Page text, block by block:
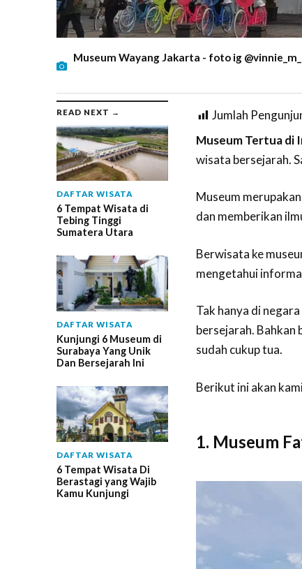
Museum Wayang Jakarta - foto ig
READ NEXT →
DAFTAR WISATA
6 Tempat Wisata di
Tebing Tinggi
Sumatera Utara
DAFTAR WISATA
Kunjungi 6 Museum di
Surabaya Yang Unik
Dan Bersejarah Ini
DAFTAR WISATA
6 Tempat Wisata Di
Berastagi yang Wajib
Kamu Kunjungi
Jumlah
Museum Tertua di
wisata bersejarah.
Museum
dan memberikan
Berwisata ke
mengetahui
Tak hanya di
bersejarah. Bahkan
sudah cukup tua.
Berikut ini akan
1. Museum